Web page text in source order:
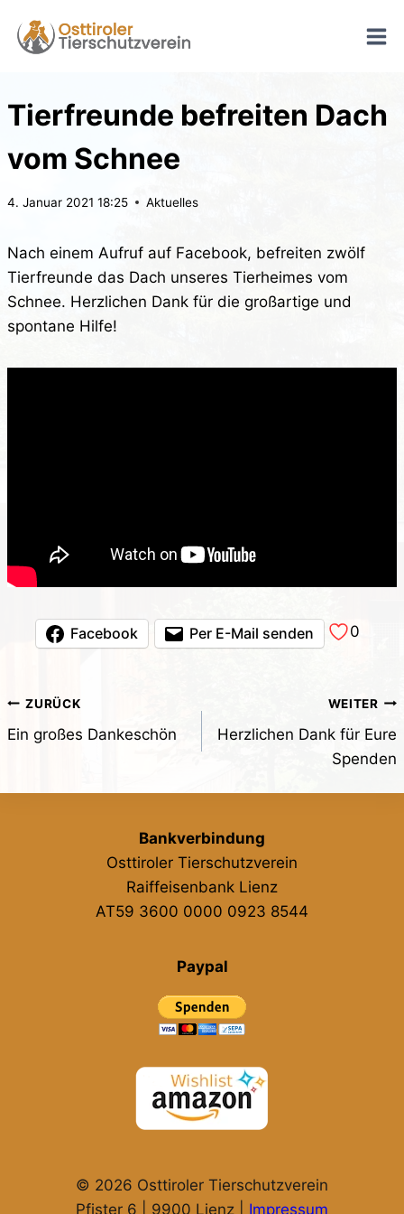
Inhalt
springen
Tierfreunde befreiten Dach
vom Schnee
4. Januar 2021 18:25 Aktuelles
Nach einem Aufruf auf Facebook, befreiten zwölf
Tierfreunde das Dach unseres Tierheimes vom
Schnee. Herzlichen Dank für die großartige und
spontane Hilfe!
Facebook Per E-Mail senden 0
Beitragsnavigation
ZURÜCK
Ein großes Dankeschön
WEITER
Herzlichen Dank für Eure
Spenden
Bankverbindung
Osttiroler Tierschutzverein
Raiffeisenbank Lienz
AT59 3600 0000 0923 8544
Paypal
© 2026 Osttiroler Tierschutzverein
Pfister 6 | 9900 Lienz | Impressum